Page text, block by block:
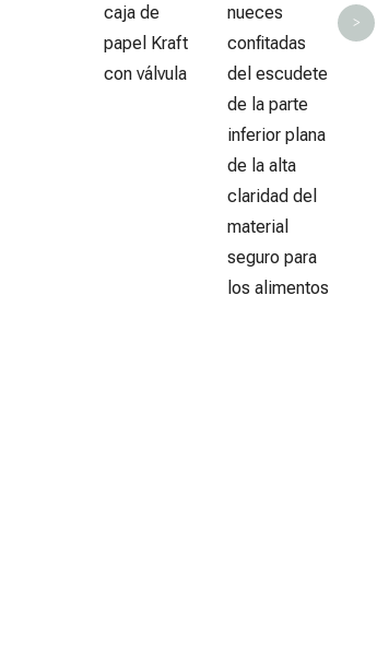
caja de
papel Kraft
con válvula
nueces
confitadas
del escudete
de la parte
inferior plana
de la alta
claridad del
material
seguro para
los alimentos
>